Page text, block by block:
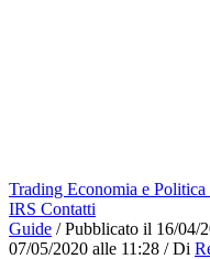
Trading Economia e Politica
IRS Contatti
Guide / Pubblicato il 16/04/
07/05/2020 alle 11:28 / Di